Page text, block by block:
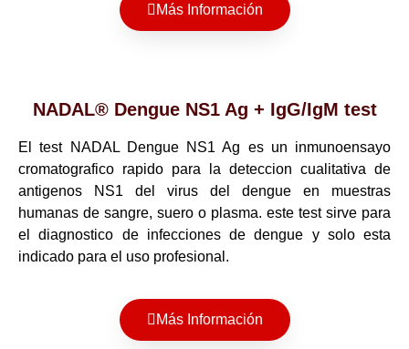
Más Información
NADAL® Dengue NS1 Ag + IgG/IgM test
El test NADAL Dengue NS1 Ag es un inmunoensayo
cromatografico rapido para la deteccion cualitativa de
antigenos NS1 del virus del dengue en muestras
humanas de sangre, suero o plasma. este test sirve para
el diagnostico de infecciones de dengue y solo esta
indicado para el uso profesional.
Más Información